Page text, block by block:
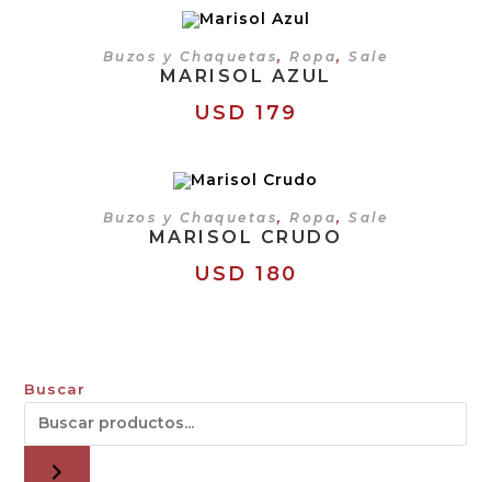
SELECCIONAR OPCIONES
Buzos y Chaquetas,Ropa,Sale
MARISOL AZUL
USD 179
SELECCIONAR OPCIONES
Buzos y Chaquetas,Ropa,Sale
MARISOL CRUDO
USD 180
Buscar